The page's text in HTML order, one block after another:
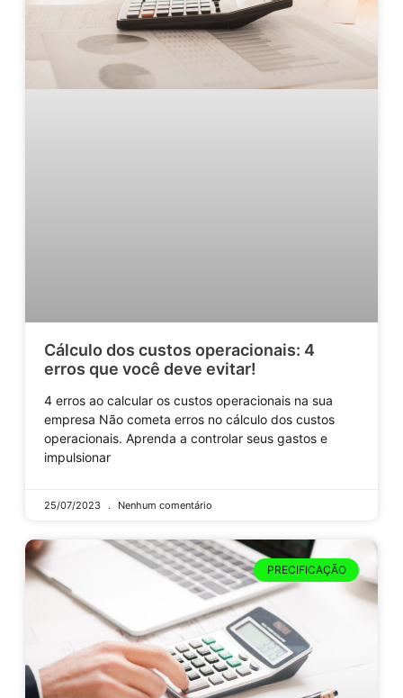
Cálculo dos custos operacionais: 4
erros que você deve evitar!
4 erros ao calcular os custos operacionais na sua
empresa Não cometa erros no cálculo dos custos
operacionais. Aprenda a controlar seus gastos e
impulsionar
25/07/2023 Nenhum comentário
PRECIFICAÇÃO